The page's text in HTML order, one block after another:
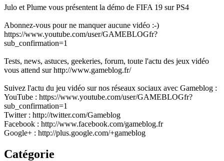
Julo et Plume vous présentent la démo de FIFA 19 sur PS4
Abonnez-vous pour ne manquer aucune vidéo :-)
https://www.youtube.com/user/GAMEBLOGfr?
sub_confirmation=1
Tests, news, astuces, geekeries, forum, toute l'actu des jeux vidéo
vous attend sur http://www.gameblog.fr/
Suivez l'actu du jeu vidéo sur nos réseaux sociaux avec Gameblog :
YouTube : https://www.youtube.com/user/GAMEBLOGfr?
sub_confirmation=1
Twitter : http://twitter.com/Gameblog
Facebook : http://www.facebook.com/gameblog.fr
Google+ : http://plus.google.com/+gameblog
Catégorie